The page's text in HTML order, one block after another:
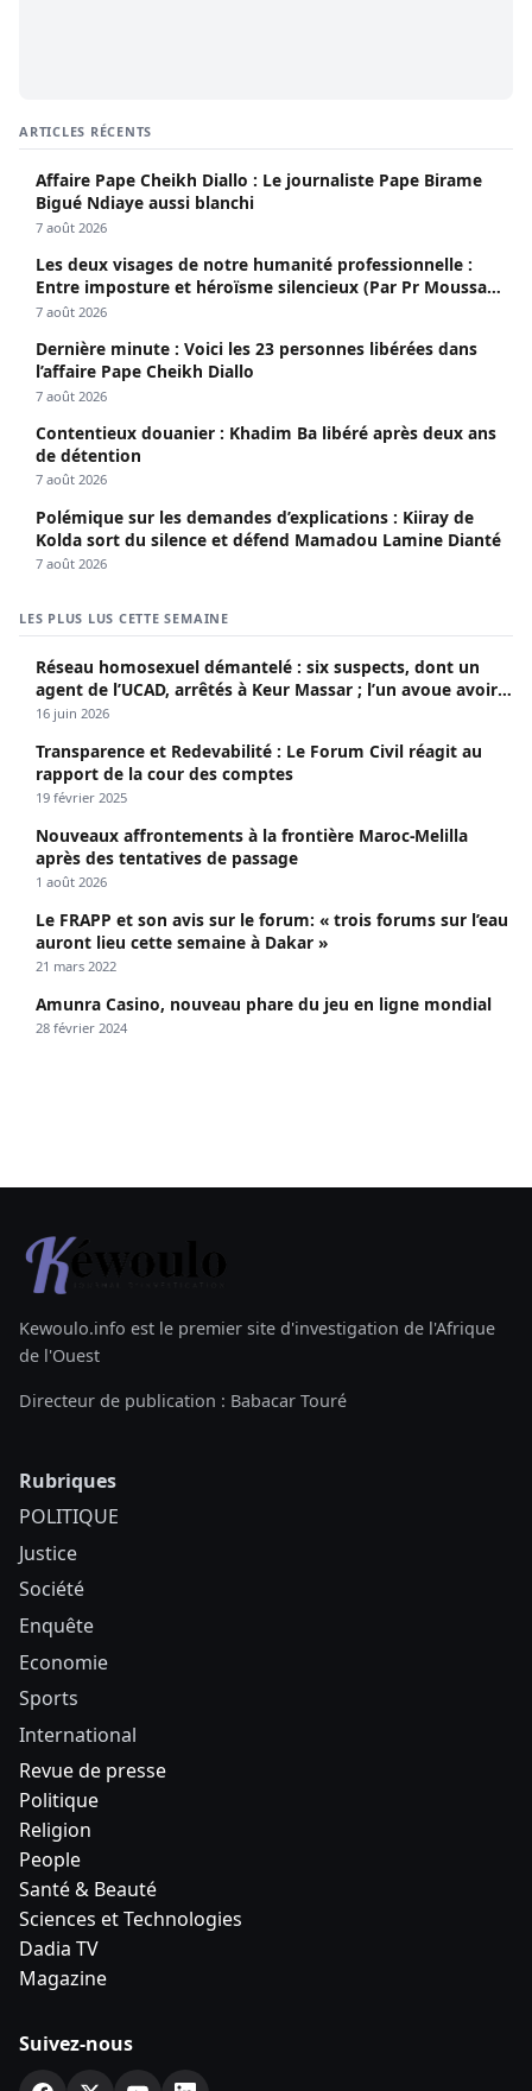
ARTICLES RÉCENTS
Affaire Pape Cheikh Diallo : Le journaliste Pape Birame
Bigué Ndiaye aussi blanchi
7 août 2026
Les deux visages de notre humanité professionnelle :
Entre imposture et héroïsme silencieux (Par Pr Moussa
Seydi)
7 août 2026
Dernière minute : Voici les 23 personnes libérées dans
l’affaire Pape Cheikh Diallo
7 août 2026
Contentieux douanier : Khadim Ba libéré après deux ans
de détention
7 août 2026
Polémique sur les demandes d’explications : Kiiray de
Kolda sort du silence et défend Mamadou Lamine Dianté
7 août 2026
LES PLUS LUS CETTE SEMAINE
Réseau homosexuel démantelé : six suspects, dont un
agent de l’UCAD, arrêtés à Keur Massar ; l’un avoue avoir
propagé le VIH depuis 2018
16 juin 2026
Transparence et Redevabilité : Le Forum Civil réagit au
rapport de la cour des comptes
19 février 2025
Nouveaux affrontements à la frontière Maroc-Melilla
après des tentatives de passage
1 août 2026
Le FRAPP et son avis sur le forum: « trois forums sur l’eau
auront lieu cette semaine à Dakar »
21 mars 2022
Amunra Casino, nouveau phare du jeu en ligne mondial
28 février 2024
Kewoulo.info est le premier site d'investigation de l'Afrique
de l'Ouest
Directeur de publication : Babacar Touré
Rubriques
POLITIQUE
Justice
Société
Enquête
Economie
Sports
International
Revue de presse
Politique
Religion
People
Santé & Beauté
Sciences et Technologies
Dadia TV
Magazine
Suivez-nous